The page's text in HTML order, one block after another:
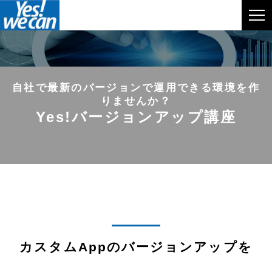
自社で最新のバージョンで運用できる環境を作
りませんか？
Yes!バージョンアップ講座
カスタムAppのバージョンアップを